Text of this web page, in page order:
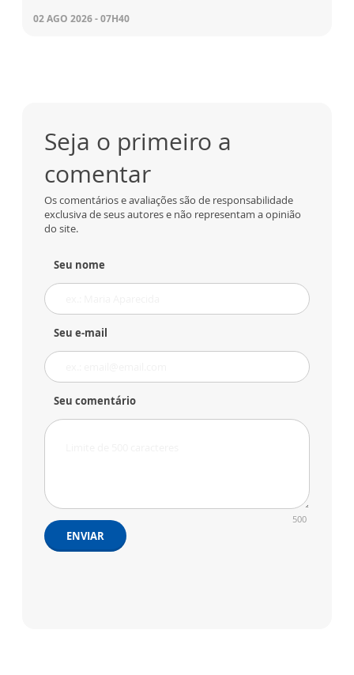
02 AGO 2026 - 07H40
Seja o primeiro a
comentar
Os comentários e avaliações são de responsabilidade
exclusiva de seus autores e não representam a opinião
do site.
Seu nome
Seu e-mail
Seu comentário
500
ENVIAR